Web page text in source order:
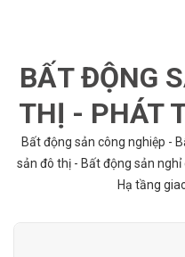
BẤT ĐỘNG
THỊ - PHÁT
Bất động sản công nghiệp -
sản đô thị - Bất động sản
Hạ tầng